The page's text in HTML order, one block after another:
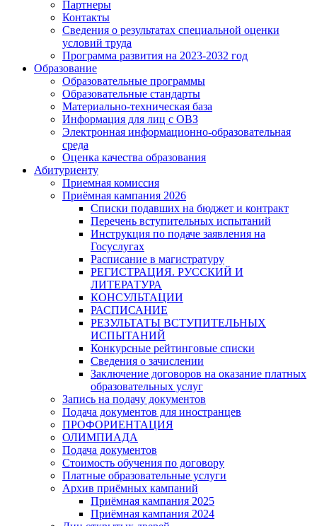
Партнеры
Контакты
Сведения о результатах специальной оценки
условий труда
Программа развития на 2023-2032 год
Образование
Образовательные программы
Образовательные стандарты
Материально-техническая база
Информация для лиц с ОВЗ
Электронная информационно-образовательная
среда
Оценка качества образования
Абитуриенту
Приемная комиссия
Приёмная кампания 2026
Списки подавших на бюджет и контракт
Перечень вступительных испытаний
Инструкция по подаче заявления на
Госуслугах
Расписание в магистратуру
РЕГИСТРАЦИЯ. РУССКИЙ И
ЛИТЕРАТУРА
КОНСУЛЬТАЦИИ
РАСПИСАНИЕ
РЕЗУЛЬТАТЫ ВСТУПИТЕЛЬНЫХ
ИСПЫТАНИЙ
Конкурсные рейтинговые списки
Сведения о зачислении
Заключение договоров на оказание платных
образовательных услуг
Запись на подачу документов
Подача документов для иностранцев
ПРОФОРИЕНТАЦИЯ
ОЛИМПИАДА
Подача документов
Стоимость обучения по договору
Платные образовательные услуги
Архив приёмных кампаний
Приёмная кампания 2025
Приёмная кампания 2024